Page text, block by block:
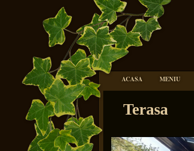
ACASA MENIU
Terasa